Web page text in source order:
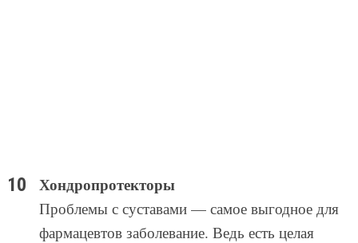
Хондропротекторы
Проблемы с суставами — самое выгодное для
фармацевтов заболевание. Ведь есть целая